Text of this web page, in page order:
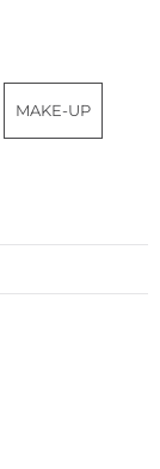
MAKE-UP